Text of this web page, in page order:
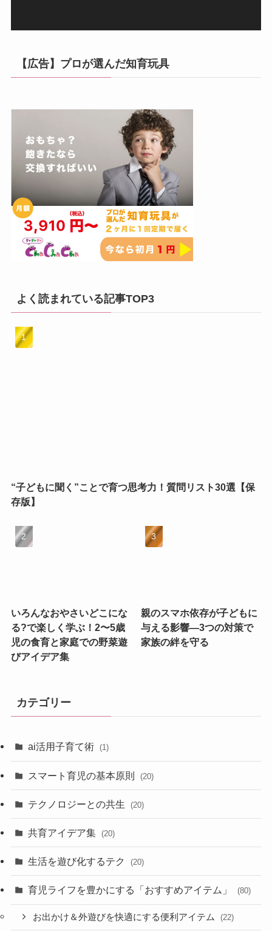
【広告】プロが選んだ知育玩具
よく読まれている記事TOP3
“子どもに聞く”ことで育つ思考力！質問リスト30選【保
存版】
いろんなおやさいどこにな
る?で楽しく学ぶ！2〜5歳
児の食育と家庭での野菜遊
びアイデア集
親のスマホ依存が子どもに
与える影響—3つの対策で
家族の絆を守る
カテゴリー
ai活用子育て術 (1)
スマート育児の基本原則 (20)
テクノロジーとの共生 (20)
共育アイデア集 (20)
生活を遊び化するテク (20)
育児ライフを豊かにする「おすすめアイテム」 (80)
お出かけ＆外遊びを快適にする便利アイテム (22)